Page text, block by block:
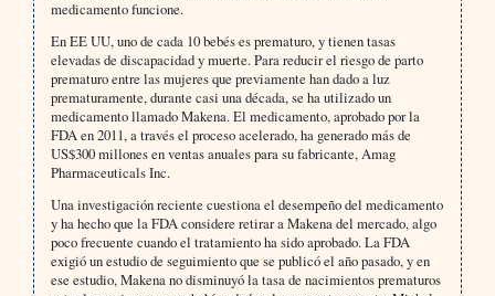
medicamento funcione.
En EE UU, uno de cada 10 bebés es prematuro, y tienen tasas
elevadas de discapacidad y muerte. Para reducir el riesgo de parto
prematuro entre las mujeres que previamente han dado a luz
prematuramente, durante casi una década, se ha utilizado un
medicamento llamado Makena. El medicamento, aprobado por la
FDA en 2011, a través el proceso acelerado, ha generado más de
US$300 millones en ventas anuales para su fabricante, Amag
Pharmaceuticals Inc.
Una investigación reciente cuestiona el desempeño del medicamento
y ha hecho que la FDA considere retirar a Makena del mercado, algo
poco frecuente cuando el tratamiento ha sido aprobado. La FDA
exigió un estudio de seguimiento que se publicó el año pasado, y en
ese estudio, Makena no disminuyó la tasa de nacimientos prematuros